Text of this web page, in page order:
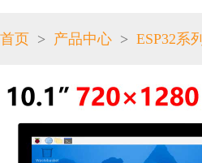
首页 > 产品中心 > ESP32系列